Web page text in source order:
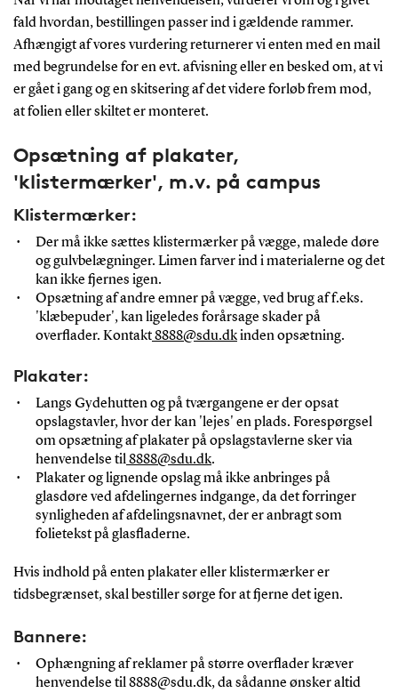
fald hvordan, bestillingen passer ind i gældende rammer.
Afhængigt af vores vurdering returnerer vi enten med en mail
med begrundelse for en evt. afvisning eller en besked om, at vi
er gået i gang og en skitsering af det videre forløb frem mod,
at folien eller skiltet er monteret.
Opsætning af plakater,
'klistermærker', m.v. på campus
Klistermærker:
Der må ikke sættes klistermærker på vægge, malede døre
og gulvbelægninger. Limen farver ind i materialerne og det
kan ikke fjernes igen.
Opsætning af andre emner på vægge, ved brug af f.eks.
'klæbepuder', kan ligeledes forårsage skader på
overflader. Kontakt8888@sdu.dkinden opsætning.
Plakater:
Langs Gydehutten og på tværgangene er der opsat
opslagstavler, hvor der kan 'lejes' en plads. Forespørgsel
om opsætning af plakater på opslagstavlerne sker via
henvendelse til8888@sdu.dk.
Plakater og lignende opslag må ikke anbringes på
glasdøre ved afdelingernes indgange, da det forringer
synligheden af afdelingsnavnet, der er anbragt som
folietekst på glasfladerne.
Hvis indhold på enten plakater eller klistermærker er
tidsbegrænset, skal bestiller sørge for at fjerne det igen.
Bannere:
Ophængning af reklamer på større overflader kræver
henvendelse til 8888@sdu.dk, da sådanne ønsker altid